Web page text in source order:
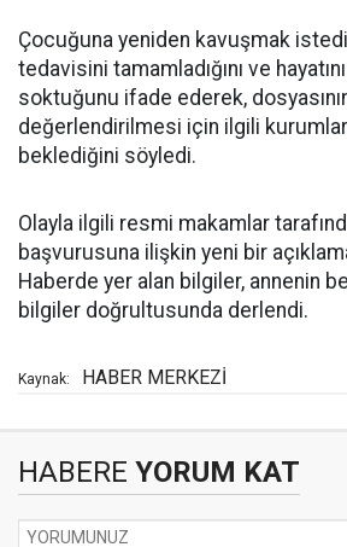
Çocuğuna yeniden kavuşmak
tedavisini tamamladığını ve
soktuğunu ifade ederek,
değerlendirilmesi için ilgili
beklediğini söyledi.
Olayla ilgili resmi makamlar
başvurusuna ilişkin yeni bir
Haberde yer alan bilgiler, annenin
bilgiler doğrultusunda derlendi.
Kaynak: HABER MERKEZİ
HABERE YORUM KAT